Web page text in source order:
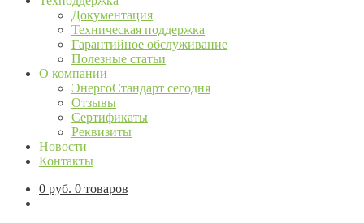
Документация
Техническая поддержка
Гарантийное обслуживание
Полезные статьи
О компании
ЭнергоСтандарт сегодня
Отзывы
Сертификаты
Реквизиты
Новости
Контакты
0 руб. 0 товаров